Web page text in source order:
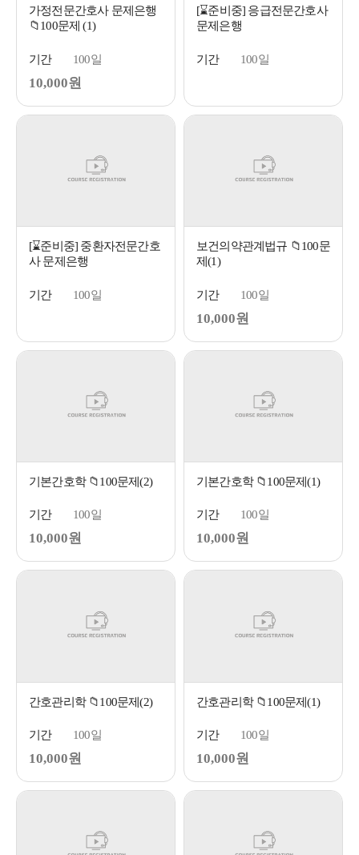
가정전문간호사 문제은행
📁100문제 (1)
기간 100일
10,000원
[⌛준비중] 응급전문간호사
문제은행
기간 100일
[⌛준비중] 중환자전문간호
사 문제은행
기간 100일
보건의약관계법규 📁100문
제(1)
기간 100일
10,000원
기본간호학 📁100문제(2)
기간 100일
10,000원
기본간호학 📁100문제(1)
기간 100일
10,000원
간호관리학 📁100문제(2)
기간 100일
10,000원
간호관리학 📁100문제(1)
기간 100일
10,000원